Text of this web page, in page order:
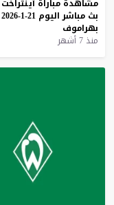
مشاهدة مباراة آينتراخت
بث مباشر اليوم 21-1-2026
بهراموف
منذ 7 أشهر